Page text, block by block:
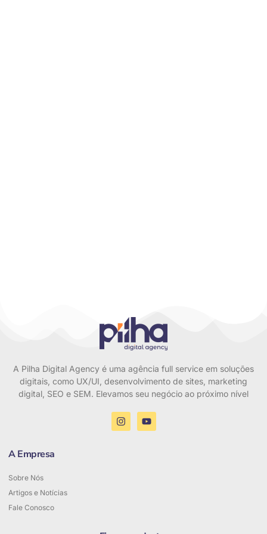
A Pilha Digital Agency é uma agência full service em soluções
digitais, como UX/UI, desenvolvimento de sites, marketing
digital, SEO e SEM. Elevamos seu negócio ao próximo nível
A Empresa
Sobre Nós
Artigos e Notícias
Fale Conosco